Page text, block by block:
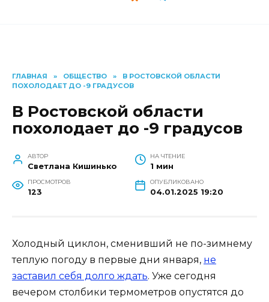
ГЛАВНАЯ » ОБЩЕСТВО »
В РОСТОВСКОЙ ОБЛАСТИ
ПОХОЛОДАЕТ ДО -9 ГРАДУСОВ
В Ростовской области
похолодает до -9 градусов
АВТОР
Светлана Кишинько
НА ЧТЕНИЕ
1 мин
ПРОСМОТРОВ
123
ОПУБЛИКОВАНО
04.01.2025 19:20
Холодный циклон, сменивший не по-зимнему
теплую погоду в первые дни января, не
заставил себя долго ждать. Уже сегодня
вечером столбики термометров опустятся до